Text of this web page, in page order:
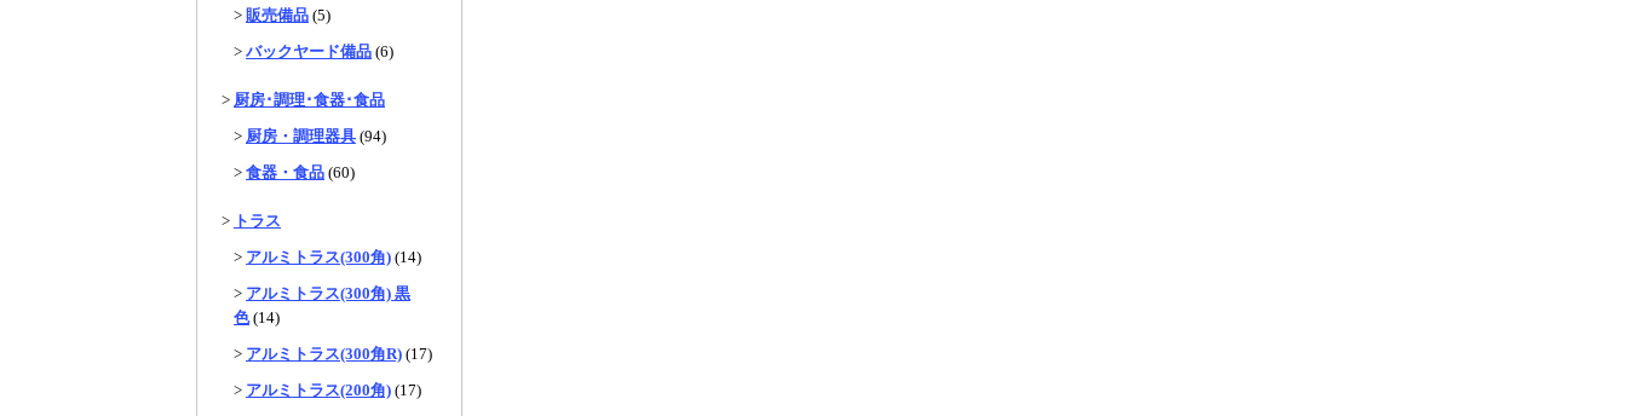
> 販売備品 (5)
> バックヤード備品 (6)
> 厨房･調理･食器･食品
> 厨房・調理器具 (94)
> 食器・食品 (60)
> トラス
> アルミトラス(300角) (14)
> アルミトラス(300角) 黒
色(14)
> アルミトラス(300角R) (17)
> アルミトラス(200角) (17)